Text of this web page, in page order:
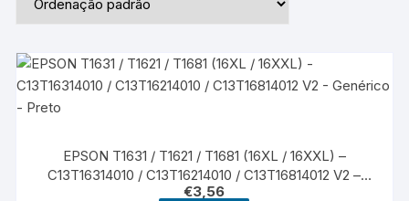
EPSON T1631 / T1621 / T1681 (16XL / 16XXL) –
C13T16314010 / C13T16214010 / C13T16814012 V2 –
Genérico – Preto
€3,56